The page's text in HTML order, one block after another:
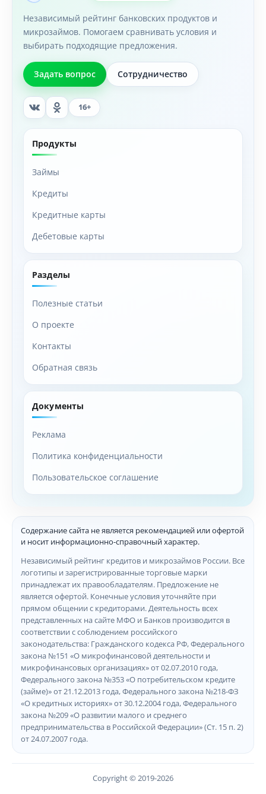
Независимый рейтинг банковских продуктов и
микрозаймов. Помогаем сравнивать условия и
выбирать подходящие предложения.
Задать вопрос Сотрудничество
16+
Продукты
Займы
Кредиты
Кредитные карты
Дебетовые карты
Разделы
Полезные статьи
О проекте
Контакты
Обратная связь
Документы
Реклама
Политика конфиденциальности
Пользовательское соглашение
Содержание сайта не является рекомендацией или офертой
и носит информационно-справочный характер.
Независимый рейтинг кредитов и микрозаймов России. Все
логотипы и зарегистрированные торговые марки
принадлежат их правообладателям. Предложение не
является офертой. Конечные условия уточняйте при
прямом общении с кредиторами. Деятельность всех
представленных на сайте МФО и Банков производится в
соответствии с соблюдением российского
законодательства: Гражданского кодекса РФ, Федерального
закона №151 «О микрофинансовой деятельности и
микрофинансовых организациях» от 02.07.2010 года,
Федерального закона №353 «О потребительском кредите
(займе)» от 21.12.2013 года, Федерального закона №218-ФЗ
«О кредитных историях» от 30.12.2004 года, Федерального
закона №209 «О развитии малого и среднего
предпринимательства в Российской Федерации» (Ст. 15 п. 2)
от 24.07.2007 года.
Copyright © 2019-2026